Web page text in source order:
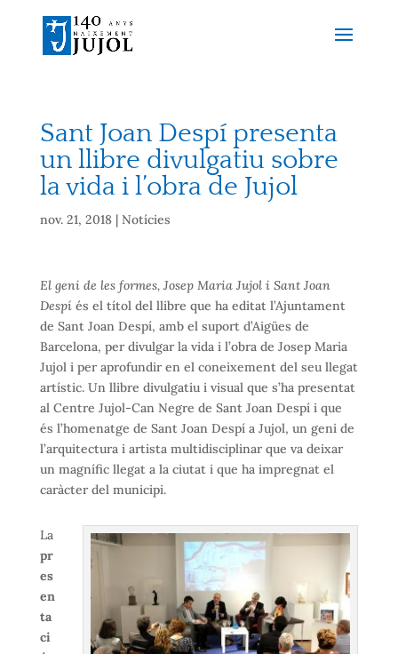
Sant Joan Despí presenta
un llibre divulgatiu sobre
la vida i l’obra de Jujol
nov. 21, 2018| Notícies
El geni de les formes, Josep Maria Jujol i Sant Joan
Despíés el títol del llibre que ha editat l’Ajuntament
de Sant Joan Despí, amb el suport d’Aigües de
Barcelona, per divulgar la vida i l’obra de Josep Maria
Jujol i per aprofundir en el coneixement del seu llegat
artístic. Un llibre divulgatiu i visual que s’ha presentat
al Centre Jujol-Can Negre de Sant Joan Despí i que
és l’homenatge de Sant Joan Despí a Jujol, un geni de
l’arquitectura i artista multidisciplinar que va deixar
un magnífic llegat a la ciutat i que ha impregnat el
caràcter del municipi.
La
pr
es
en
ta
ci